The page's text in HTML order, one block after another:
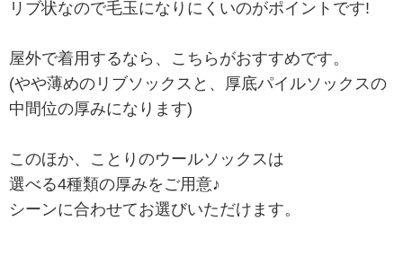
リブ状なので毛玉になりにくいのがポイントです!
屋外で着用するなら、こちらがおすすめです。
(やや薄めのリブソックスと、厚底パイルソックスの
中間位の厚みになります)
このほか、ことりのウールソックスは
選べる4種類の厚みをご用意♪
シーンに合わせてお選びいただけます。